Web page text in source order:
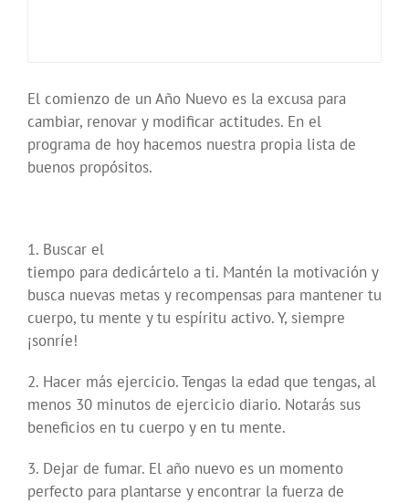
El comienzo de un Año Nuevo es la excusa para
cambiar, renovar y modificar actitudes. En el
programa de hoy hacemos nuestra propia lista de
buenos propósitos.
1. Buscar el
tiempo para dedicártelo a ti. Mantén la motivación y
busca nuevas metas y recompensas para mantener tu
cuerpo, tu mente y tu espíritu activo. Y, siempre
¡sonríe!
2. Hacer más ejercicio. Tengas la edad que tengas, al
menos 30 minutos de ejercicio diario. Notarás sus
beneficios en tu cuerpo y en tu mente.
3. Dejar de fumar. El año nuevo es un momento
perfecto para plantarse y encontrar la fuerza de